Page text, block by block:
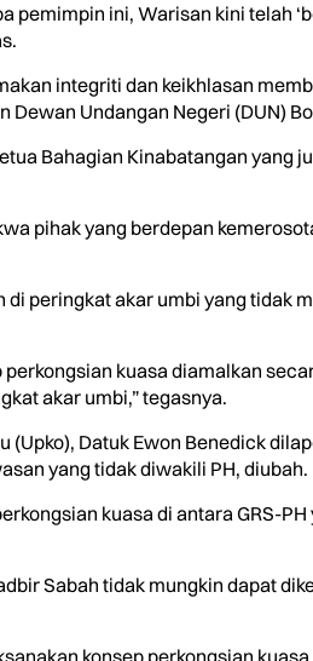
ini, Warisan kini telah
integriti dan keikhlasan
Undangan Negeri (DUN)
Bahagian Kinabatangan yang
pihak yang berdepan
peringkat akar umbi yang tidak
kuasa diamalkan
akar umbi,” tegasnya.
Datuk Ewon Benedick
yang tidak diwakili PH, diubah.
kuasa di antara GRS-
Sabah tidak mungkin dapat